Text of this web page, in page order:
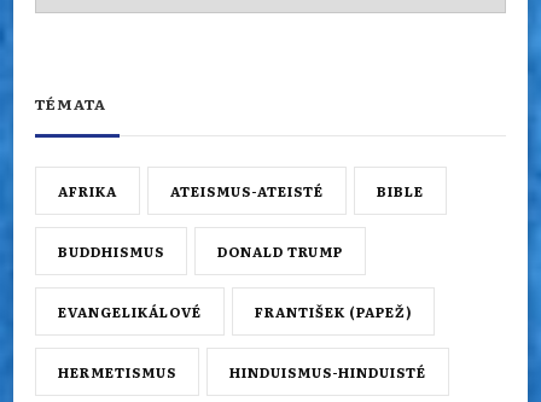
TÉMATA
AFRIKA ATEISMUS-ATEISTÉ BIBLE
BUDDHISMUS DONALD TRUMP
EVANGELIKÁLOVÉ FRANTIŠEK (PAPEŽ)
HERMETISMUS HINDUISMUS-HINDUISTÉ